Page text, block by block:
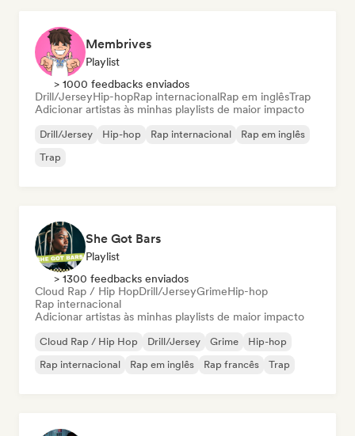
Membrives
Playlist
> 1000 feedbacks enviados
Drill/JerseyHip-hopRap internacionalRap em inglêsTrap
Adicionar artistas às minhas playlists de maior impacto
Drill/Jersey Hip-hop Rap internacional
Rap em inglês
Trap
She Got Bars
Playlist
> 1300 feedbacks enviados
Cloud Rap / Hip HopDrill/JerseyGrimeHip-hop
Rap internacional
Adicionar artistas às minhas playlists de maior impacto
Cloud Rap / Hip Hop Drill/Jersey Grime
Hip-hop
Rap internacional
Rap em inglês Rap francês Trap